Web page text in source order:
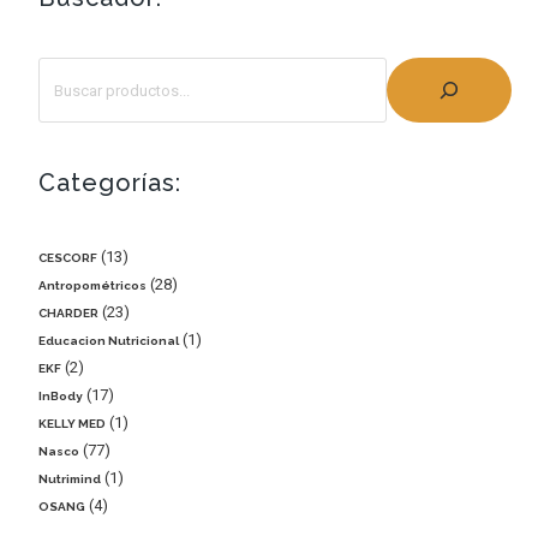
Categorías:
CESCORF 13
Antropométricos 28
CHARDER 23
Educacion Nutricional 1
EKF 2
InBody 17
KELLY MED 1
Nasco 77
Nutrimind 1
OSANG 4